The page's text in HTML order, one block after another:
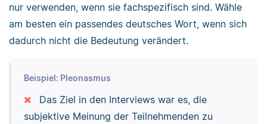
nur verwenden, wenn sie fachspezifisch sind. Wähle
am besten ein passendes deutsches Wort, wenn sich
dadurch nicht die Bedeutung verändert.
Beispiel: Pleonasmus
Das Ziel in den Interviews war es, die
subjektive Meinung der Teilnehmenden zu